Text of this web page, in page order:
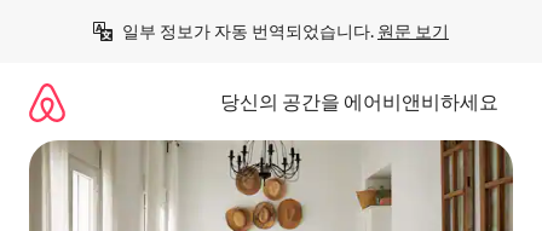
일부 정보가 자동 번역되었습니다. 원문 보기
당신의 공간을 에어비앤비하세요